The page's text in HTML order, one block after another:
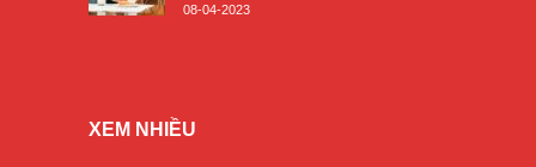
08-04-2023
XEM NHIỀU